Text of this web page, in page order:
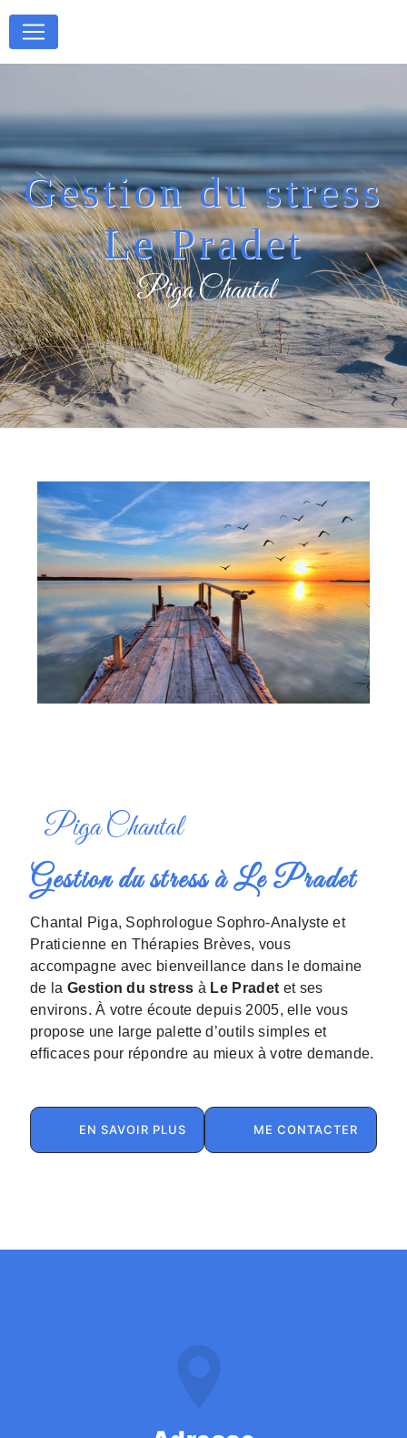
Gestion du stress
Le Pradet
Piga Chantal
Piga Chantal
Gestion du stress à Le Pradet
Chantal Piga, Sophrologue Sophro-Analyste et
Praticienne en Thérapies Brèves, vous
accompagne avec bienveillance dans le domaine
de la Gestion du stress à Le Pradet et ses
environs. À votre écoute depuis 2005, elle vous
propose une large palette d’outils simples et
efficaces pour répondre au mieux à votre demande.
EN SAVOIR PLUS ME CONTACTER